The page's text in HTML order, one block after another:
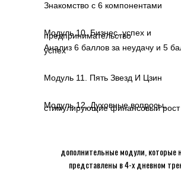
Знакомство с 6 компонентами
Модуль 10. Бизнес, успех и
предпринимательство
Анализ 6 баллов за неудачу и 5
успех
Модуль 11. Пять Звезд И Цзин
Модуль 12. Духовные вопросы,
стимулирующие финансовый рост
дополнительные модули, которые
представлены в 4-х дневном